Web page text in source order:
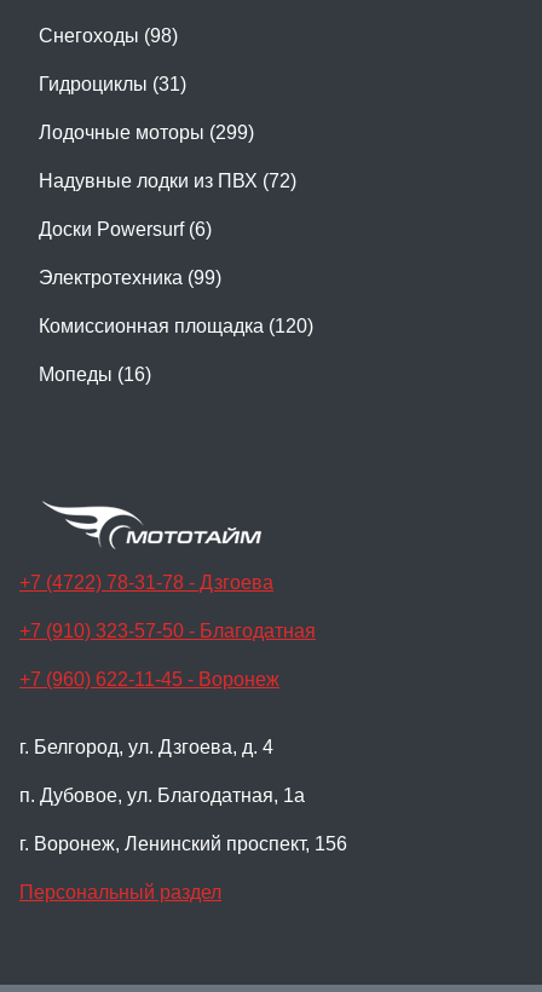
Снегоходы (98)
Гидроциклы (31)
Лодочные моторы (299)
Надувные лодки из ПВХ (72)
Доски Powersurf (6)
Электротехника (99)
Комиссионная площадка (120)
Мопеды (16)
+7 (4722) 78-31-78 - Дзгоева
+7 (910) 323-57-50 - Благодатная
+7 (960) 622-11-45 - Воронеж
г. Белгород, ул. Дзгоева, д. 4
п. Дубовое, ул. Благодатная, 1а
г. Воронеж, Ленинский проспект, 156
Персональный раздел